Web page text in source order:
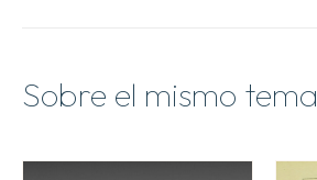
Sobre el mismo tema